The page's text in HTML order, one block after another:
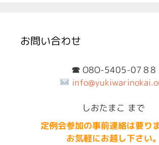
お問い合わせ
☎︎ O8O-5405-07８8
しおたまこ まで
定例会参加の事前連絡は要り
お気軽にお越し下さい。